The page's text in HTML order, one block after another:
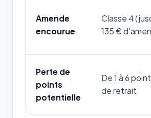
Amende
encourue
Classe 4
135 €
Perte de
points
potentielle
De 1 à 6
de retrait